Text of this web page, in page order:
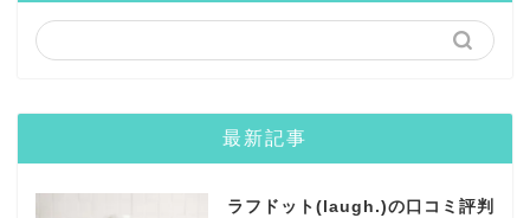
最新記事
ラフドット(laugh.)の口コミ評判